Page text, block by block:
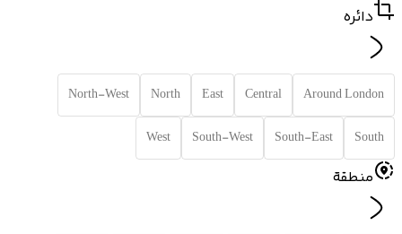
دائره
Around London
Central
East
North
North-West
South
South-East
South-West
West
منطقة